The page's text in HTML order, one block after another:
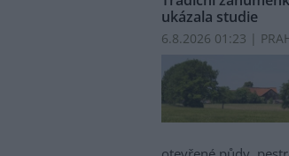
ukázala studie
6.8.2026 01:23 |